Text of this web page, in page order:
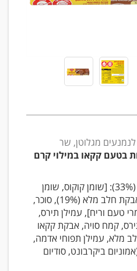
לנמנעים מגלוטן, שר
בטעם קקאו במילוי קרם
קרם בטעם חלב (33%): [שומן קוקוס, שומן
דקלים, דקסטרוז, לקטוז, אבקת חלב מלא (19%), סוכר,
טעם וריח], עמילן תירס,
קמח סויה, אבקת קקאו
אבקת חלב מלא, עמילן תפוחי אדמה,
(אמוניום ביקרבונט, סודיום